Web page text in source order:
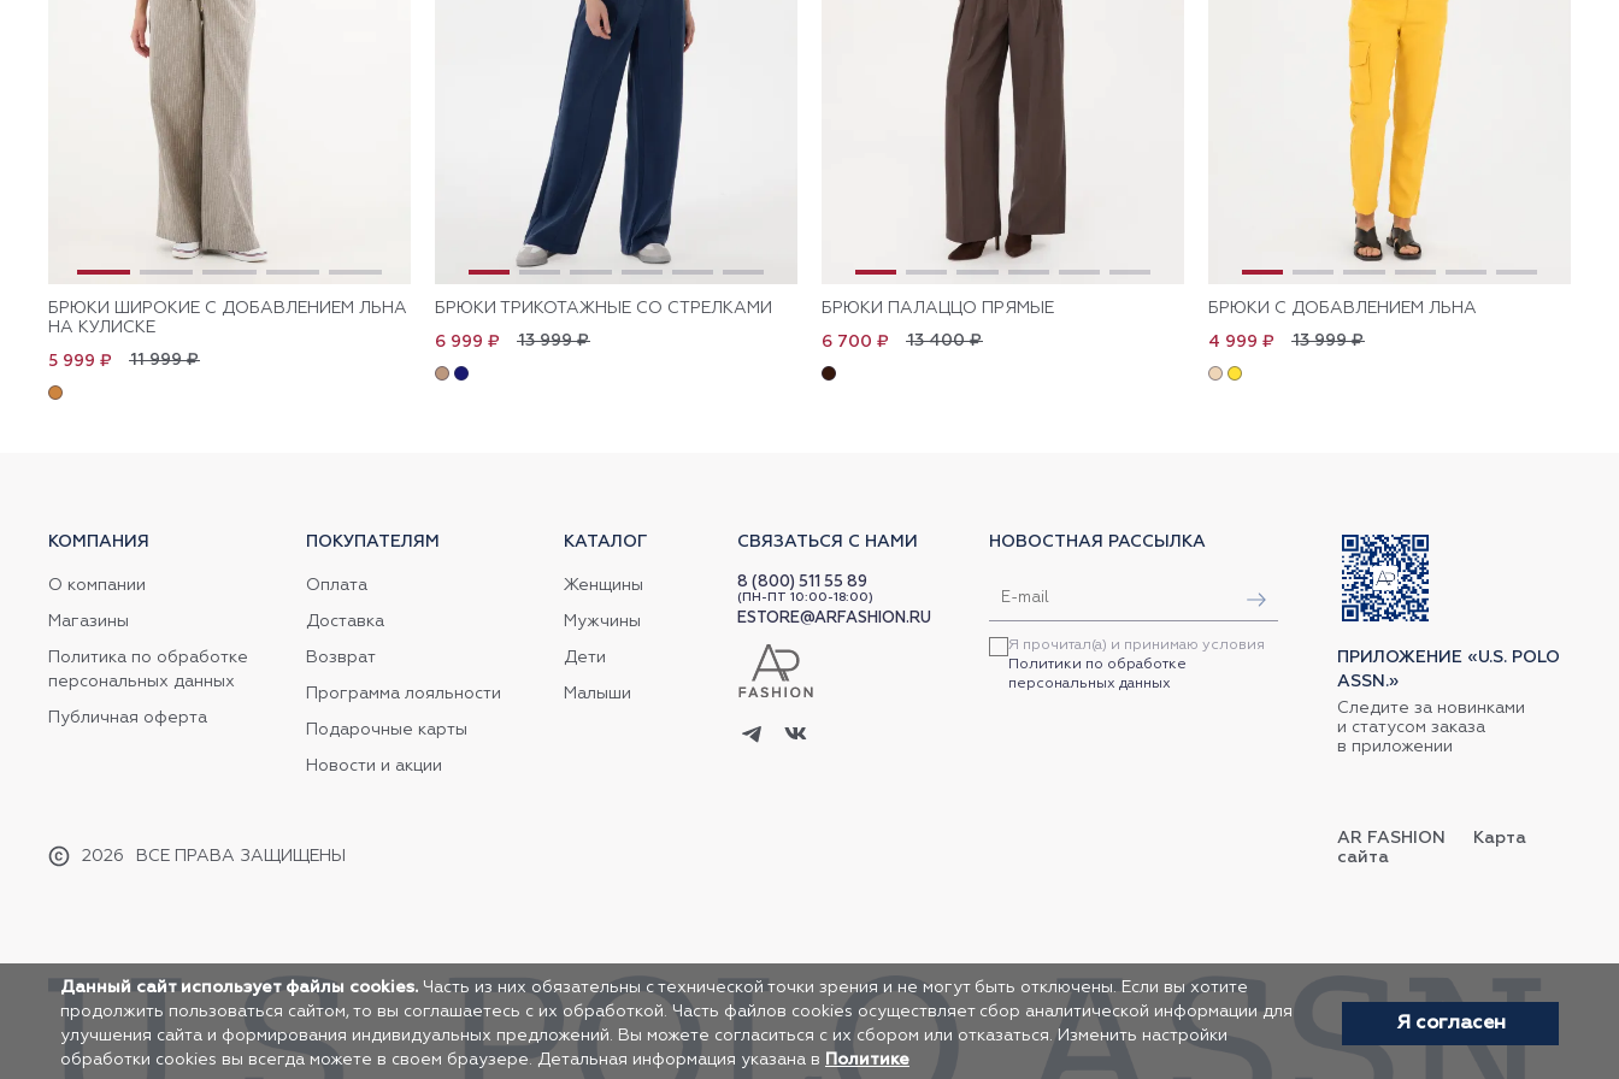
БРЮКИ ШИРОКИЕ С ДОБАВЛЕНИЕМ ЛЬНА
НА КУЛИСКЕ
11 999 ₽
5 999 ₽
БРЮКИ ТРИКОТАЖНЫЕ СО СТРЕЛКАМИ
13 999 ₽
6 999 ₽
БРЮКИ ПАЛАЦЦО ПРЯМЫЕ
13 400 ₽
6 700 ₽
БРЮКИ С ДОБАВЛЕНИЕМ ЛЬНА
13 999 ₽
4 999 ₽
КОМПАНИЯ
О компании
Магазины
Политика по обработке
персональных данных
Публичная оферта
2026 ВСЕ ПРАВА ЗАЩИЩЕНЫ
ПОКУПАТЕЛЯМ
Оплата
Доставка
Возврат
Программа лояльности
Подарочные карты
Новости и акции
КАТАЛОГ
Женщины
Мужчины
Дети
Малыши
СВЯЗАТЬСЯ С НАМИ
8 (800) 511 55 89
(ПН-ПТ 10:00-18:00)
ESTORE@ARFASHION.RU
НОВОСТНАЯ РАССЫЛКА
Я прочитал(а) и принимаю условия
Политики по обработке
персональных данных
ПРИЛОЖЕНИЕ «U.S. POLO
ASSN.»
Следите за новинками
и статусом заказа
в приложении
AR FASHION
Карта
сайта
Данный сайт использует файлы cookies. Часть из них обязательны с технической точки зрения и не могут быть отключены. Если вы хотите
продолжить пользоваться сайтом, то вы соглашаетесь с их обработкой. Часть файлов cookies осуществляет сбор аналитической информации для
улучшения сайта и формирования индивидуальных предложений. Вы можете согласиться с их сбором или отказаться. Изменить настройки
обработки cookies вы всегда можете в своем браузере. Детальная информация указана в Политике
Я согласен